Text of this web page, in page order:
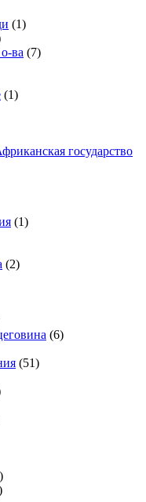
(1)
ва (7)
(1)
государство
(1)
(2)
(6)
(51)